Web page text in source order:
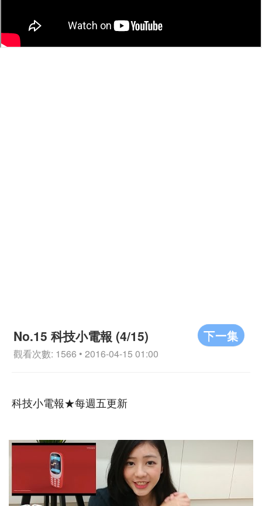
下一集
No.15 科技小電報 (4/15)
觀看次數: 1566 • 2016-04-15 01:00
科技小電報★每週五更新